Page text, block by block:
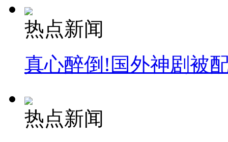
热点新闻
真心醉倒!国外神剧被
热点新闻